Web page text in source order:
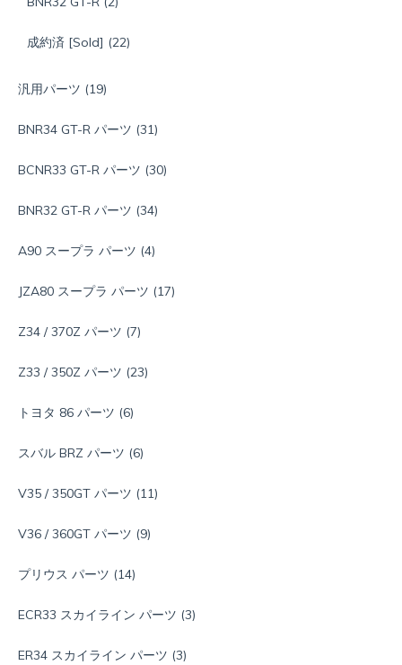
成約済 [Sold] (22)
汎用パーツ (19)
BNR34 GT-R パーツ (31)
BCNR33 GT-R パーツ (30)
BNR32 GT-R パーツ (34)
A90 スープラ パーツ (4)
JZA80 スープラ パーツ (17)
Z34 / 370Z パーツ (7)
Z33 / 350Z パーツ (23)
トヨタ 86 パーツ (6)
スバル BRZ パーツ (6)
V35 / 350GT パーツ (11)
V36 / 360GT パーツ (9)
プリウス パーツ (14)
ECR33 スカイライン パーツ (3)
ER34 スカイライン パーツ (3)